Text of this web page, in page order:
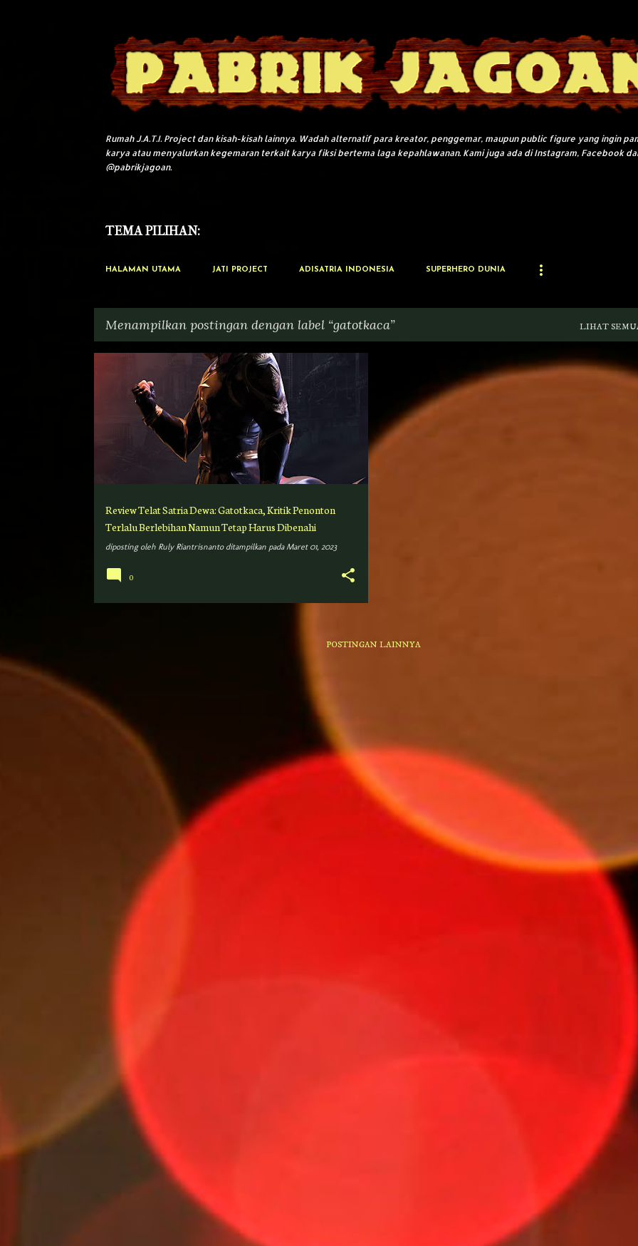
Rumah J.A.T.I. Project dan kisah-kisah lainnya. Wadah alternatif para kreator, penggemar, maupun public figure yang ingin
karya atau menyalurkan kegemaran terkait karya fiksi bertema laga kepahlawanan. Kami juga ada di Instagram, Facebook
@pabrikjagoan.
TEMA PILIHAN:
HALAMAN UTAMA JATI PROJECT ADISATRIA INDONESIA SUPERHERO DUNIA
Menampilkan postingan dengan label gatotkaca LIHAT
Review Telat Satria Dewa: Gatotkaca, Kritik Penonton
Terlalu Berlebihan Namun Tetap Harus Dibenahi
diposting oleh Ruly Riantrisnanto ditampilkan padaMaret 01, 2023
ADISATRIA-INDONESIA GATOTKACA
0
POSTINGAN LAINNYA